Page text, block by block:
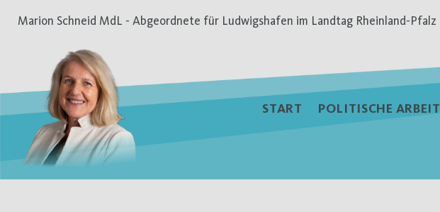
Inhalt
Marion Schneid MdL - Abgeordnete für Ludwigshafen im Landtag Rheinland-Pfalz
START POLITISCHE ARBEIT